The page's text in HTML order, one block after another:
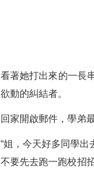
看著她打出來的一長
欲動的糾結者。
回家開啟郵件，學弟
“姐，今天好多同學
不要先去跑一跑校招